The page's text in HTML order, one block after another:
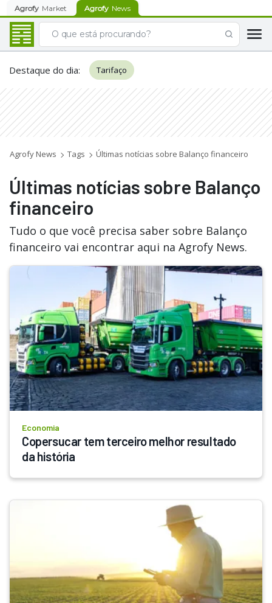
Agrofy Market Agrofy News
Destaque do dia: Tarifaço
Agrofy News Tags Últimas notícias sobre Balanço financeiro
Últimas notícias sobre Balanço
financeiro
Tudo o que você precisa saber sobre Balanço
financeiro vai encontrar aqui na Agrofy News.
Economia
Copersucar tem terceiro melhor resultado
da história